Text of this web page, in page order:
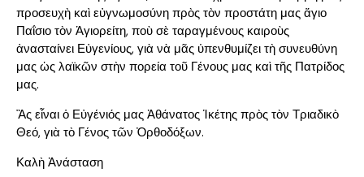
προσευχὴ καὶ εὐγνωμοσύνη πρὸς τὸν προστάτη μας ἅγιο
Παΐσιο τὸν Ἁγιορείτη, ποὺ σὲ ταραγμένους καιροὺς
ἀνασταίνει Εὐγενίους, γιὰ νὰ μᾶς ὑπενθυμίζει τὴ συνευθύνη
μας ὡς λαϊκῶν στὴν πορεία τοῦ Γένους μας καὶ τῆς Πατρίδος
μας.
Ἂς εἶναι ὁ Εὐγένιός μας Ἀθάνατος Ἱκέτης πρὸς τὸν Τριαδικὸ
Θεό, γιὰ τὸ Γένος τῶν Ὀρθοδόξων.
Καλὴ Ἀνάσταση